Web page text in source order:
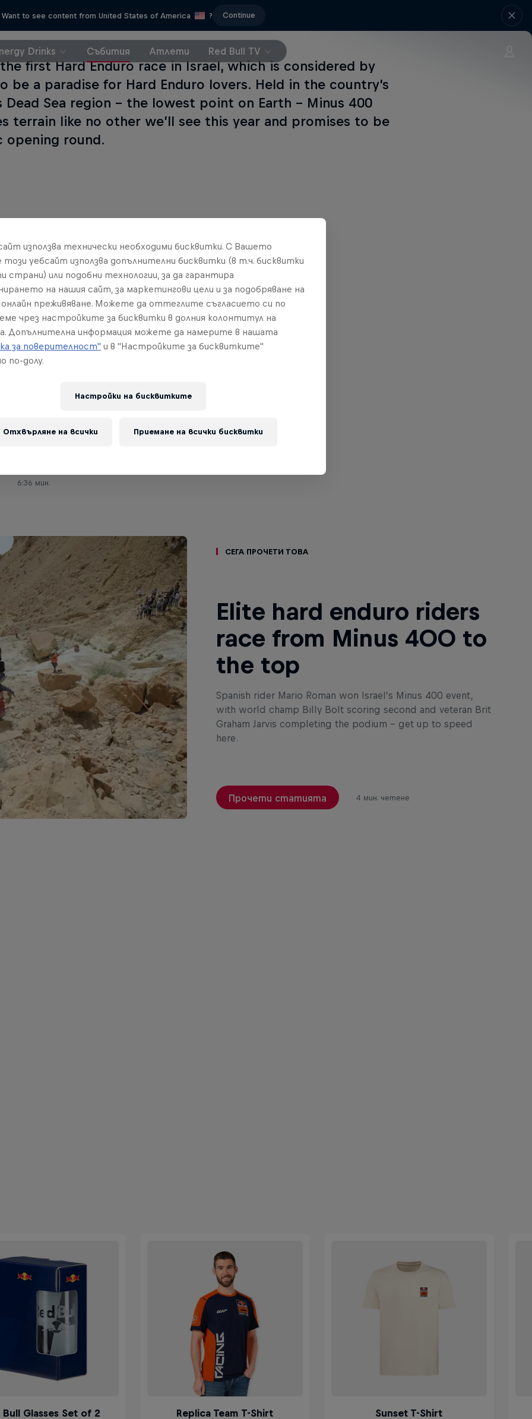
Want to see content from United States of America ? Continue
Drinks Събития Атлети Red Bull TV
first Hard Enduro race in Israel, which is considered by
be a paradise for Hard Enduro lovers. Held in the country's
Dead Sea region – the lowest point on Earth – Minus 400
terrain like no other we’ll see this year and promises to be
opening round.
Best from Paul Bolton's POV – Minus 400
6:36 мин.
Сега прочети това
Elite hard enduro riders
race from Minus 400 to
the top
Spanish rider Mario Roman won Israel’s Minus 400 event,
with world champ Billy Bolt scoring second and veteran Brit
Graham Jarvis completing the podium – get up to speed
here.
Прочети статията 4 мин. четене
използва технически необходими бисквитки. С Вашето
този уебсайт използва допълнителни бисквитки (в т.ч. бисквитки
страни) или подобни технологии, за да гарантира
на нашия сайт, за маркетингови цели и за подобряване на
преживяване. Можете да оттеглите съгласието си по
чрез настройките за бисквитки в долния колонтитул на
Допълнителна информация можете да намерите в нашата
за поверителност" и в "Настройките за бисквитките"
по-долу.
Настройки на бисквитките
Отхвърляне на всички Приемане на всички бисквитки